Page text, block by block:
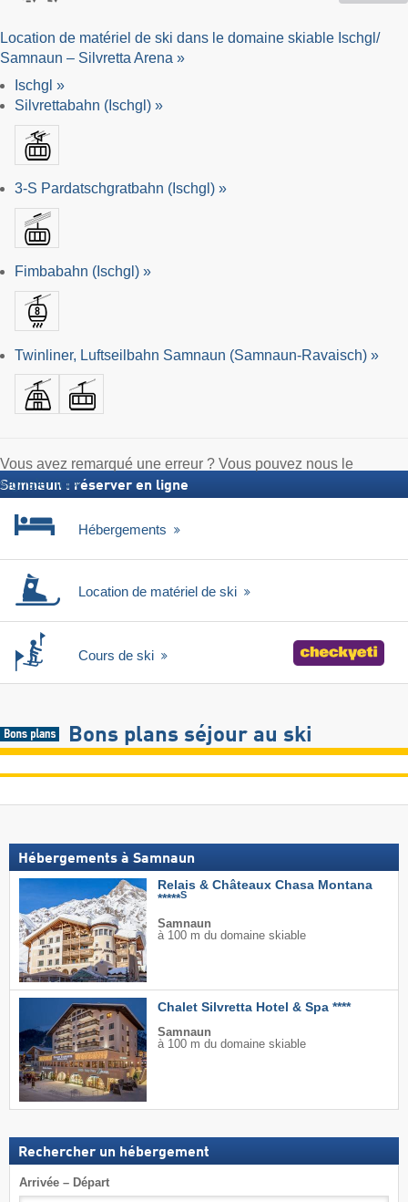
Location de matériel de ski dans le domaine skiable Ischgl/​
Samnaun – Silvretta Arena »
Ischgl »
Silvrettabahn (Ischgl) »
3-S Pardatschgratbahn (Ischgl) »
Fimbabahn (Ischgl) »
Twinliner, Luftseilbahn Samnaun (Samnaun-Ravaisch) »
Vous avez remarqué une erreur ? Vous pouvez nous le
signaler ici
Samnaun : réserver en ligne
Hébergements
Location de matériel de ski
Cours de ski
Bons plans séjour au ski
Hébergements à Samnaun
Relais & Châteaux Chasa Montana
*****S
Samnaun
à 100 m du domaine skiable
Chalet Silvretta Hotel & Spa ****
Samnaun
à 100 m du domaine skiable
Rechercher un hébergement
Arrivée – Départ